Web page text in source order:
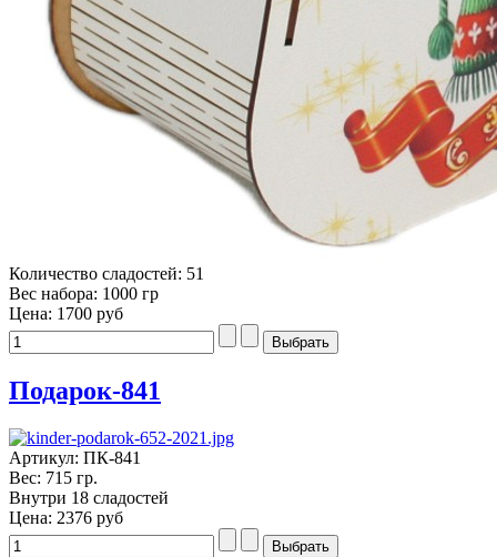
Количество сладостей: 51
Вес набора: 1000 гр
Цена: 1700 руб
Подарок-841
Артикул: ПК-841
Вес: 715 гр.
Внутри 18 сладостей
Цена: 2376 руб